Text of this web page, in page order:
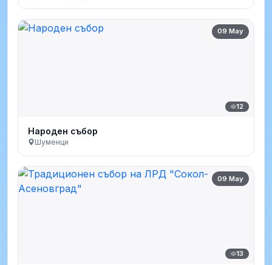
09 May
12
Народен събор
Шуменци
09 May
13